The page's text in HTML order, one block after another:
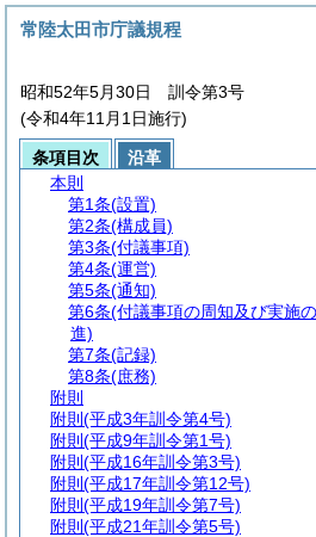
常陸太田市庁議規程
昭和52年5月30日 訓令第3号
(令和4年11月1日施行)
条項目次
沿革
本則
第1条(設置)
第2条(構成員)
第3条(付議事項)
第4条(運営)
第5条(通知)
第6条(付議事項の周知及び実施
進)
第7条(記録)
第8条(庶務)
附則
附則 (平成3年訓令第4号)
附則 (平成9年訓令第1号)
附則 (平成16年訓令第3号)
附則 (平成17年訓令第12号)
附則 (平成19年訓令第7号)
附則 (平成21年訓令第5号)